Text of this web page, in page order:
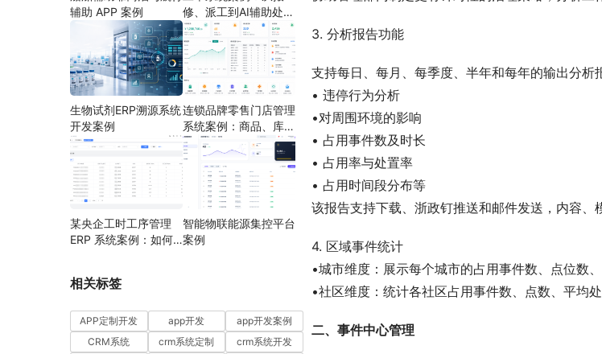
3. 分析报告功能
支持每日、每月、每季度、半年和每年的输出分析
• 违停行为分析
•对周围环境的影响
• 占用事件数及时长
• 占用率与处置率
• 占用时间段分布等
该报告支持下载、浙政钉推送和邮件发送，内容、
4. 区域事件统计
•城市维度：展示每个城市的占用事件数、点位数
•社区维度：统计各社区占用事件数、点数、平均
二、事件中心管理
辅助 APP 案例
修、派工到AI辅助处理
的定制开发方案
生物试剂ERP溯源系统
开发案例
连锁品牌零售门店管理
系统案例：商品、库
存、会员和门店运营如
何打通
某央企工时工序管理
ERP 系统案例：如何
智能物联能源集控平台
案例
相关标签
APP定制开发 app开发
app开发案例
CRM系统
crm系统定制
crm系统开发